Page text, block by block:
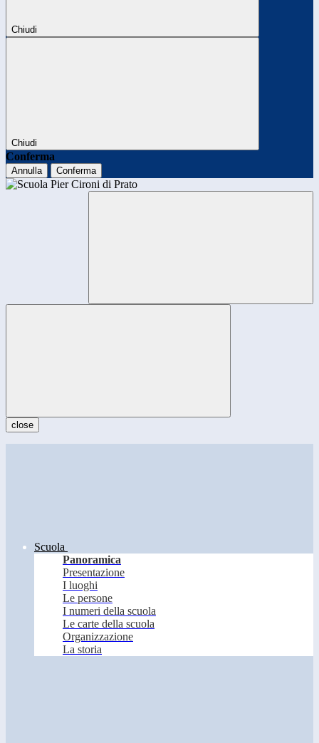
Chiudi
Chiudi
Conferma
Annulla Conferma
close
Scuola
Panoramica
Presentazione
I luoghi
Le persone
I numeri della scuola
Le carte della scuola
Organizzazione
La storia